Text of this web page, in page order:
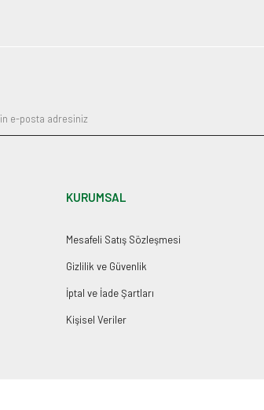
KURUMSAL
Mesafeli Satış Sözleşmesi
Gizlilik ve Güvenlik
İptal ve İade Şartları
Kişisel Veriler